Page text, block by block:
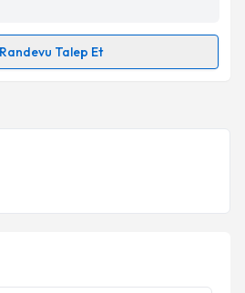
Randevu Talep Et
Talebi
e-posta ile bilgilendireceğiz.
işlenmesine ilişkinAydınlatma